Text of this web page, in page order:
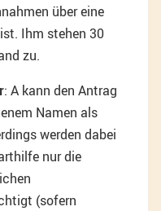
über eine
Ihm stehen 30
zu.
: A kann den Antrag
Namen als
werden dabei
nur die
(sofern